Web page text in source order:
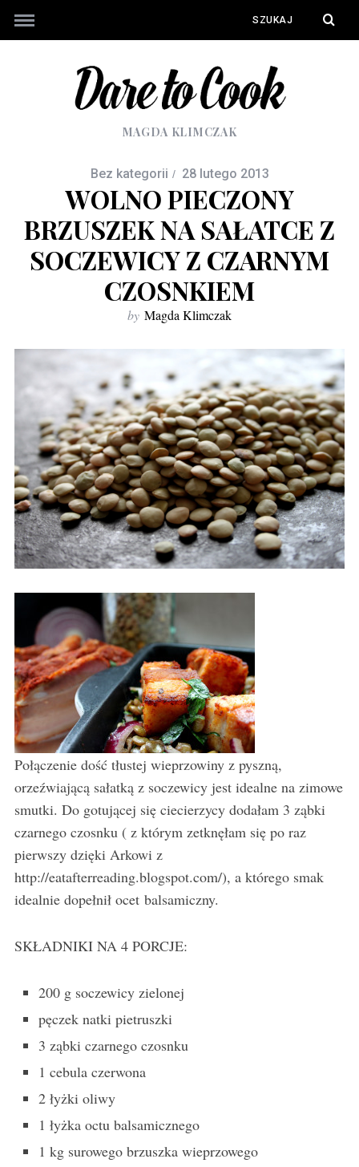
MAGDA KLIMCZAK
Bez kategorii 28 lutego 2013
WOLNO PIECZONY
BRZUSZEK NA SAŁATCE Z
SOCZEWICY Z CZARNYM
CZOSNKIEM
by Magda Klimczak
Połączenie dość tłustej wieprzowiny z pyszną,
orzeźwiającą sałatką z soczewicy jest idealne na zimowe
smutki. Do gotującej się ciecierzycy dodałam 3 ząbki
czarnego czosnku ( z którym zetknęłam się po raz
pierwszy dzięki Arkowi z
http://eatafterreading.blogspot.com/), a którego smak
idealnie dopełnił ocet balsamiczny.
SKŁADNIKI NA 4 PORCJE:
200 g soczewicy zielonej
pęczek natki pietruszki
3 ząbki czarnego czosnku
1 cebula czerwona
2 łyżki oliwy
1 łyżka octu balsamicznego
1 kg surowego brzuszka wieprzowego